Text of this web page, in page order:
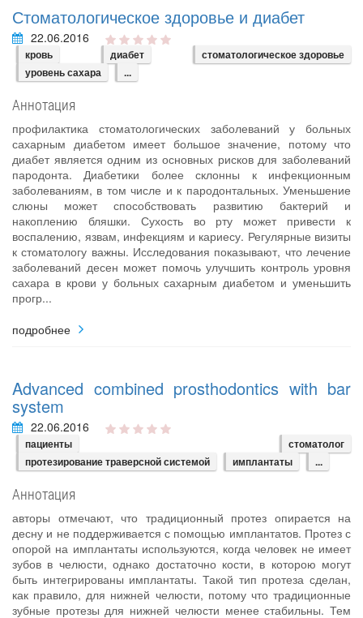
Стоматологическое здоровье и диабет
22.06.2016
кровь диабет
стоматологическое здоровье
уровень сахара
...
Аннотация
профилактика стоматологических заболеваний у больных
сахарным диабетом имеет большое значение, потому что
диабет является одним из основных рисков для заболеваний
пародонта. Диабетики более склонны к инфекционным
заболеваниям, в том числе и к пародонтальных. Уменьшение
слюны может способствовать развитию бактерий и
накоплению бляшки. Сухость во рту может привести к
воспалению, язвам, инфекциям и кариесу. Регулярные визиты
к стоматологу важны. Исследования показывают, что лечение
заболеваний десен может помочь улучшить контроль уровня
сахара в крови у больных сахарным диабетом и уменьшить
прогр...
подробнее
Advanced combined prosthodontics with bar
system
22.06.2016
пациенты
стоматолог
протезирование траверсной системой
имплантаты ...
Аннотация
авторы отмечают, что традиционный протез опирается на
десну и не поддерживается с помощью имплантатов. Протез с
опорой на имплантаты используются, когда человек не имеет
зубов в челюсти, однако достаточно кости, в которою могут
быть интегрированы имплантаты. Такой тип протеза сделан,
как правило, для нижней челюсти, потому что традиционные
зубные протезы для нижней челюсти менее стабильны. Тем